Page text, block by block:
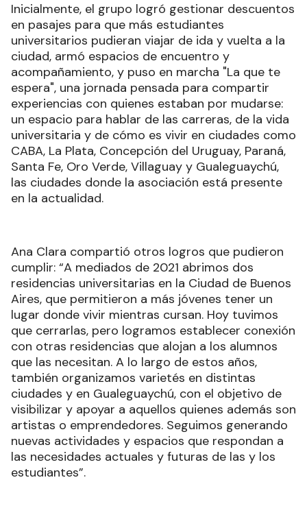
Inicialmente, el grupo logró gestionar descuentos
en pasajes para que más estudiantes
universitarios pudieran viajar de ida y vuelta a la
ciudad, armó espacios de encuentro y
acompañamiento, y puso en marcha "La que te
espera", una jornada pensada para compartir
experiencias con quienes estaban por mudarse:
un espacio para hablar de las carreras, de la vida
universitaria y de cómo es vivir en ciudades como
CABA, La Plata, Concepción del Uruguay, Paraná,
Santa Fe, Oro Verde, Villaguay y Gualeguaychú,
las ciudades donde la asociación está presente
en la actualidad.
Ana Clara compartió otros logros que pudieron
cumplir: “A mediados de 2021 abrimos dos
residencias universitarias en la Ciudad de Buenos
Aires, que permitieron a más jóvenes tener un
lugar donde vivir mientras cursan. Hoy tuvimos
que cerrarlas, pero logramos establecer conexión
con otras residencias que alojan a los alumnos
que las necesitan. A lo largo de estos años,
también organizamos varietés en distintas
ciudades y en Gualeguaychú, con el objetivo de
visibilizar y apoyar a aquellos quienes además son
artistas o emprendedores. Seguimos generando
nuevas actividades y espacios que respondan a
las necesidades actuales y futuras de las y los
estudiantes”.